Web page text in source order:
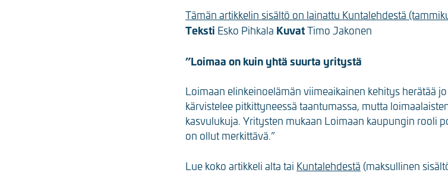
Tämän artikkelin sisältö on lainattu Kuntalehdestä
Teksti Esko Pihkala KuvatTimo Jakonen
”Loimaa on kuin yhtä suurta yritystä
Loimaan elinkeinoelämän viimeaikainen kehitys herätää
kärvistelee pitkittyneessä taantumassa, mutta
kasvulukuja. Yritysten mukaan Loimaan kaupungin rooli
on ollut merkittävä.”
Lue koko artikkeli alta tai Kuntalehdestä (maksullinen